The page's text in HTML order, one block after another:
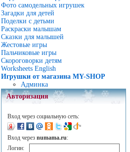
Фото самодельных игрушек
Загадки для детей
Поделки с детьми
Раскраски малышам
Сказки для малышей
Жестовые игры
Пальчиковые игры
Скороговорки детям
Worksheets English
Игрушки от магазина MY-SHOP
Админка
Авторизация
Вход через социальную сеть:
Вход через numama.ru:
Логин: